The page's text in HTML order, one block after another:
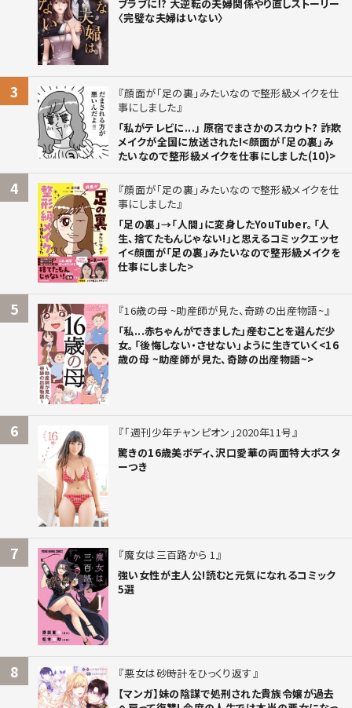
ブラブに!? 大逆転の夫婦関係やり直しストーリー
〈完璧な夫婦はいない〉
3
顔面が「足の裏」みたいなので整形級メイクを仕
事にしました
「私がテレビに...」 原宿でまさかのスカウト? 詐欺
メイクが全国に放送された!<顔面が「足の裏」み
たいなので整形級メイクを仕事にしました(10)>
4
顔面が「足の裏」みたいなので整形級メイクを仕
事にしました
「足の裏」→「人間」に変身したYouTuber。「人
生、捨てたもんじゃない!」と思えるコミックエッセ
イ<顔面が「足の裏」みたいなので整形級メイクを
仕事にしました>
5
16歳の母 ~助産師が見た、奇跡の出産物語~
「私...赤ちゃんができました」――産むことを選んだ少
女。「後悔しない・させない」ように生きていく<16
歳の母 ~助産師が見た、奇跡の出産物語~>
6
「週刊少年チャンピオン」2020年11号
驚きの16歳美ボディ、沢口愛華の両面特大ポスタ
ーつき
7
魔女は三百路から 1
強い女性が主人公!読むと元気になれるコミック
5選
8
悪女は砂時計をひっくり返す
【マンガ】妹の陰謀で処刑された貴族令嬢が過去